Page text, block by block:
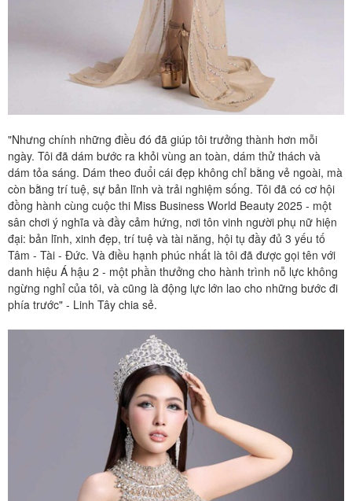
"Nhưng chính những điều đó đã giúp tôi trưởng thành hơn mỗi
ngày. Tôi đã dám bước ra khỏi vùng an toàn, dám thử thách và
dám tỏa sáng. Dám theo đuổi cái đẹp không chỉ bằng vẻ ngoài, mà
còn bằng trí tuệ, sự bản lĩnh và trải nghiệm sống. Tôi đã có cơ hội
đồng hành cùng cuộc thi Miss Business World Beauty 2025 - một
sân chơi ý nghĩa và đầy cảm hứng, nơi tôn vinh người phụ nữ hiện
đại: bản lĩnh, xinh đẹp, trí tuệ và tài năng, hội tụ đầy đủ 3 yếu tố
Tâm - Tài - Đức. Và điều hạnh phúc nhất là tôi đã được gọi tên với
danh hiệu Á hậu 2 - một phần thưởng cho hành trình nỗ lực không
ngừng nghỉ của tôi, và cũng là động lực lớn lao cho những bước đi
phía trước" - Linh Tây chia sẻ.